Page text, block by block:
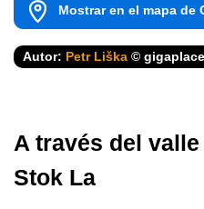
Mostrar en el mapa de
Autor: Petr Liška ©
A través del
Stok La